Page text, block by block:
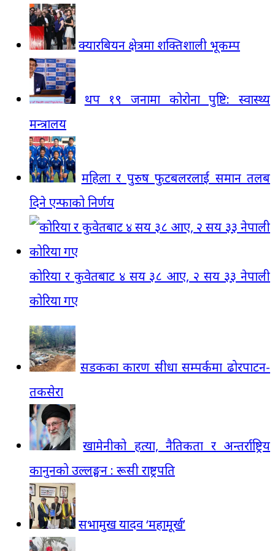
क्यारबियन क्षेत्रमा शक्तिशाली भूकम्प
थप १९ जनामा कोरोना पुष्टि: स्वास्थ्य
मन्त्रालय
महिला र पुरुष फुटबलरलाई समान तलब
दिने एन्फाको निर्णय
कोरिया र कुवेतबाट ४ सय ३८ आए, २ सय ३३ नेपाली
कोरिया गए
सडकका कारण सीधा सम्पर्कमा ढोरपाटन-
तकसेरा
खामेनीको हत्या, नैतिकता र अन्तर्राष्ट्रिय
कानुनको उल्लङ्घन : रूसी राष्ट्रपति
सभामुख यादव ‘महामूर्ख’